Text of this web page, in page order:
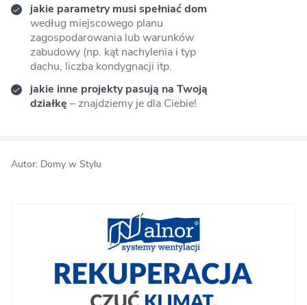
jakie parametry musi spełniać dom
według miejscowego planu
zagospodarowania lub warunków
zabudowy (np. kąt nachylenia i typ
dachu, liczba kondygnacji itp.
jakie inne projekty pasują na Twoją
działkę – znajdziemy je dla Ciebie!
Autor: Domy w Stylu